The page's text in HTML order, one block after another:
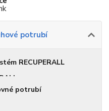
potrubí
RECUPERALL
potrubí